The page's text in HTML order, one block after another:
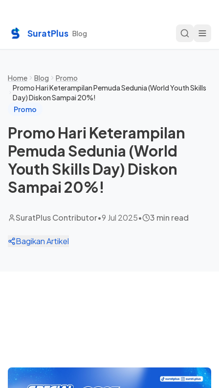
SuratPlus Blog
Home Blog
Promo
Promo Hari Keterampilan Pemuda Sedunia (World Youth Skills
Day) Diskon Sampai 20%!
Promo
Promo Hari Keterampilan
Pemuda Sedunia (World
Youth Skills Day) Diskon
Sampai 20%!
SuratPlus Contributor•9 Jul 2025• 3 min read
Bagikan Artikel